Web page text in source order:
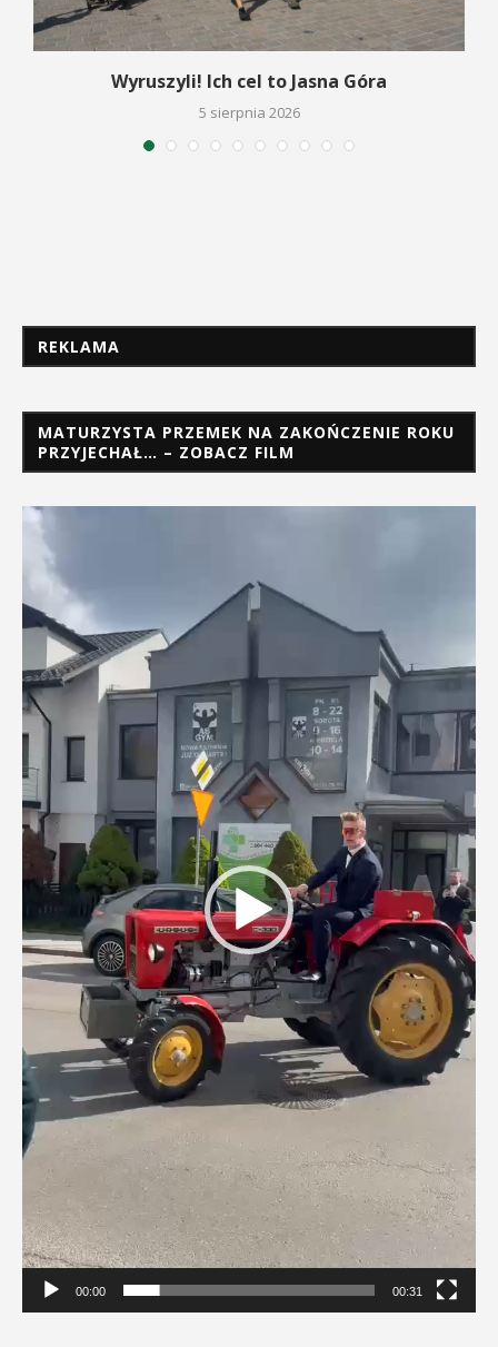
Wyruszyli! Ich cel to Jasna Góra
5 sierpnia 2026
REKLAMA
MATURZYSTA PRZEMEK NA ZAKOŃCZENIE ROKU
PRZYJECHAŁ… – ZOBACZ FILM
Odtwarzacz
00:00 00:31